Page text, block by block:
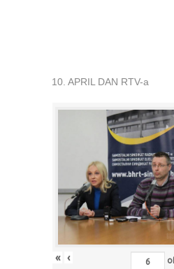
10. APRIL DAN RTV-a
« ‹